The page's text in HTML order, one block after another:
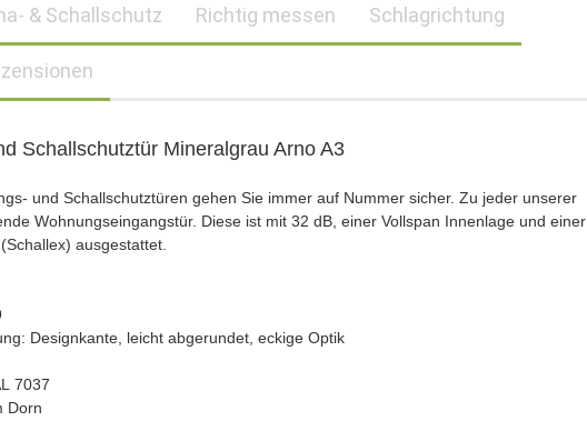
& Schallschutz Richtig messen Schlagrichtung
Schallschutztür Mineralgrau Arno A3
und Schallschutztüren gehen Sie immer auf Nummer sicher. Zu jeder unserer
Wohnungseingangstür. Diese ist mit 32 dB, einer Vollspan Innenlage und einer
ausgestattet.
Designkante, leicht abgerundet, eckige Optik
7037
Dorn